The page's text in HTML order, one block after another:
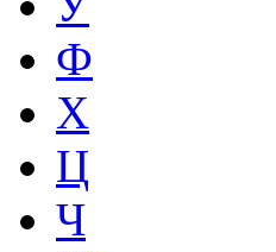
Ф
Х
Ц
Ч